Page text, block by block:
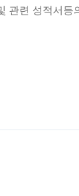
관련 성적서등